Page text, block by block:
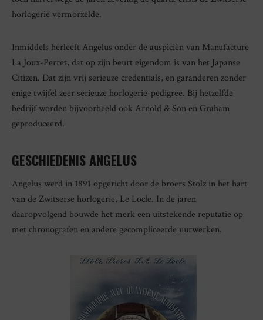
horlogerie vermorzelde.
Inmiddels herleeft Angelus onder de auspiciën van Manufacture
La Joux-Perret, dat op zijn beurt eigendom is van het Japanse
Citizen. Dat zijn vrij serieuze credentials, en garanderen zonder
enige twijfel zeer serieuze horlogerie-pedigree. Bij hetzelfde
bedrijf worden bijvoorbeeld ook Arnold & Son en Graham
geproduceerd.
GESCHIEDENIS ANGELUS
Angelus werd in 1891 opgericht door de broers Stolz in het hart
van de Zwitserse horlogerie, Le Locle. In de jaren
daaropvolgend bouwde het merk een uitstekende reputatie op
met chronografen en andere gecompliceerde uurwerken.